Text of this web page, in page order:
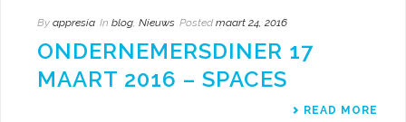
By appresia In blog, Nieuws Posted maart 24, 2016
ONDERNEMERSDINER 17
MAART 2016 – SPACES
READ MORE